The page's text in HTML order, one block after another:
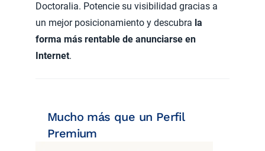
Doctoralia. Potencie su visibilidad gracias a
un mejor posicionamiento y descubra la
forma más rentable de anunciarse en
Internet.
Mucho más que un Perfil
Premium